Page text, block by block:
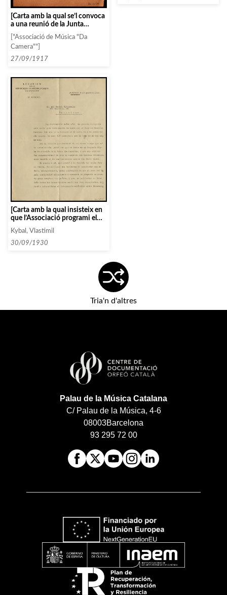
[Carta amb la qual se’l convoca
a una reunió de la Junta
Directiva a casa del sr.
Moragas]
["Associació de Música "Da
Camera""]
27/09/1917
[Carta amb la qual insisteix en
que l’Associació programi el
«Coro de maestros Moravos»
durant el mes de desembre]
Kybal, Vlastimil
30/09/1930
Tria'n d'altres
Palau de la Música Catalana
C/ Palau de la Música, 4-6
08003Barcelona
93 295 72 00